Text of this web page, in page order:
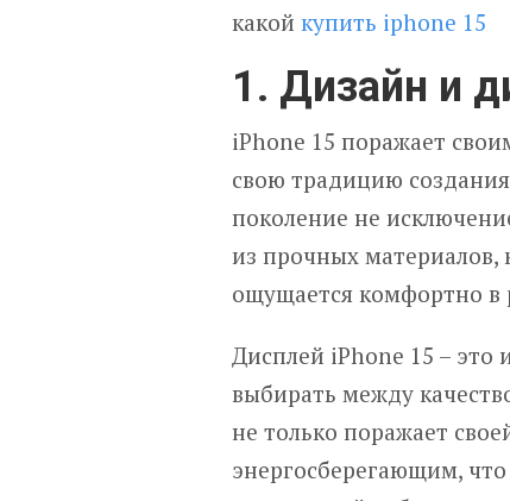
какой купить iphone 15
1. Дизайн и
iPhone 15 поражает
свою традицию
поколение не
из прочных материалов,
ощущается комфортно в
Дисплей iPhone 15 –
выбирать между
не только поражает
энергосберегающим,